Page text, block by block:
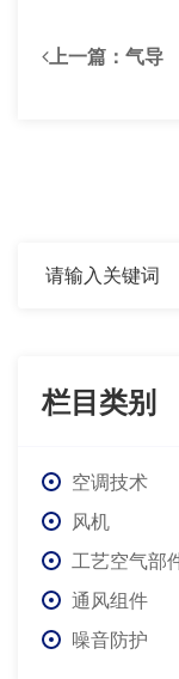
上一篇： 气导
栏目类别
空调技术
风机
工艺空气部
通风组件
噪音防护